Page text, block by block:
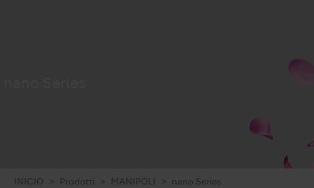
INICIO Prodotti MANIPOLI nano Series